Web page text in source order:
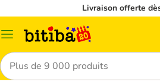
Livraison offerte
Menu
Rechercher